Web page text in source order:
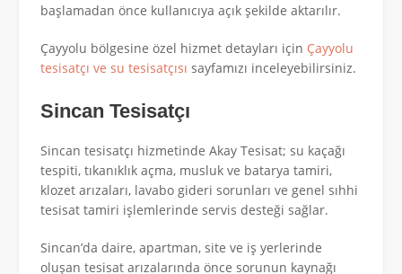
başlamadan önce kullanıcıya açık şekilde aktarılır.
Çayyolu bölgesine özel hizmet detayları için Çayyolu
tesisatçı ve su tesisatçısı sayfamızı inceleyebilirsiniz.
Sincan Tesisatçı
Sincan tesisatçı hizmetinde Akay Tesisat; su kaçağı
tespiti, tıkanıklık açma, musluk ve batarya tamiri,
klozet arızaları, lavabo gideri sorunları ve genel sıhhi
tesisat tamiri işlemlerinde servis desteği sağlar.
Sincan’da daire, apartman, site ve iş yerlerinde
oluşan tesisat arızalarında önce sorunun kaynağı